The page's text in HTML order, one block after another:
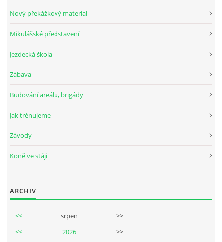
Nový překážkový material
Mikulášské představení
Jezdecká škola
Zábava
Budování areálu, brigády
Jak trénujeme
Závody
Koně ve stáji
ARCHIV
<< srpen
>>
<<
2026
>>